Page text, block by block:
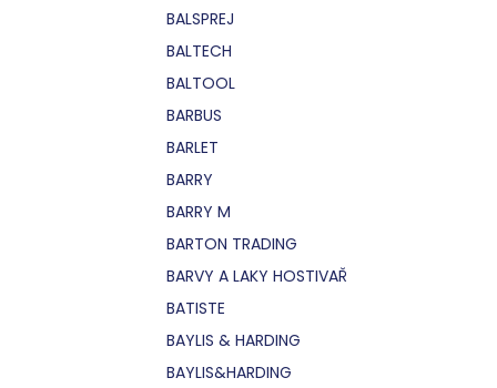
BALSPREJ
BALTECH
BALTOOL
BARBUS
BARLET
BARRY
BARRY M
BARTON TRADING
BARVY A LAKY HOSTIVAŘ
BATISTE
BAYLIS & HARDING
BAYLIS&HARDING